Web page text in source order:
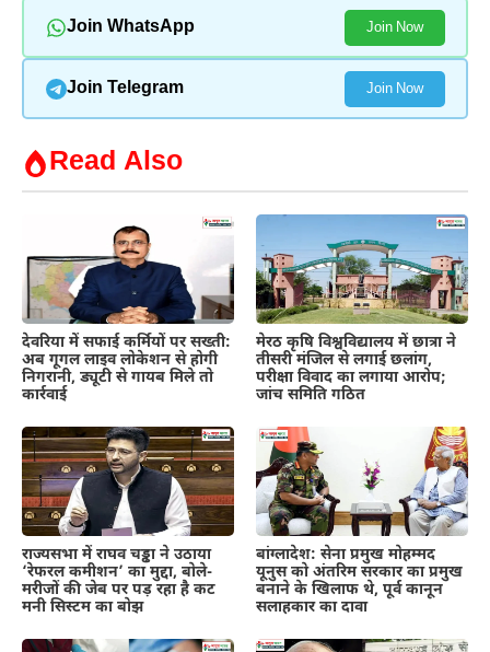
Join WhatsApp Join Now
Join Telegram Join Now
Read Also
देवरिया में सफाई कर्मियों पर सख्ती:
अब गूगल लाइव लोकेशन से होगी
निगरानी, ड्यूटी से गायब मिले तो
कार्रवाई
मेरठ कृषि विश्वविद्यालय में छात्रा ने
तीसरी मंजिल से लगाई छलांग,
परीक्षा विवाद का लगाया आरोप;
जांच समिति गठित
राज्यसभा में राघव चड्ढा ने उठाया
‘रेफरल कमीशन’ का मुद्दा, बोले-
मरीजों की जेब पर पड़ रहा है कट
मनी सिस्टम का बोझ
बांग्लादेश: सेना प्रमुख मोहम्मद
यूनुस को अंतरिम सरकार का प्रमुख
बनाने के खिलाफ थे, पूर्व कानून
सलाहकार का दावा